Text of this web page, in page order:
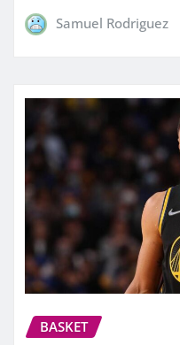
Samuel Rodriguez
BASKET